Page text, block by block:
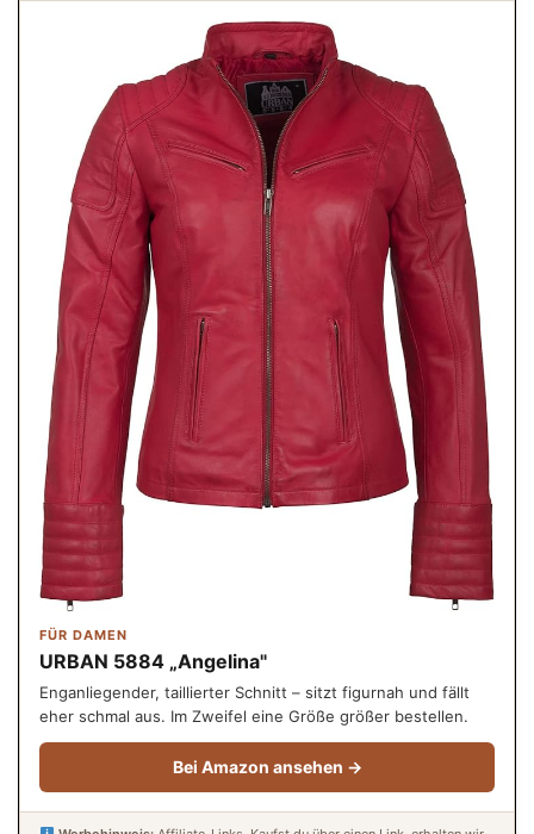
FÜR DAMEN
URBAN 5884 „Angelina"
Enganliegender, taillierter Schnitt – sitzt figurnah und fällt
eher schmal aus. Im Zweifel eine Größe größer bestellen.
Bei Amazon ansehen →